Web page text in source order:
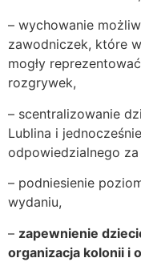
– wychowanie
zawodniczek, które
mogły
rozgrywek,
– scentralizowanie
Lublina i
odpowiedzialnego
– podniesienie
wydaniu,
– zapewnienie
organizacja kolonii i